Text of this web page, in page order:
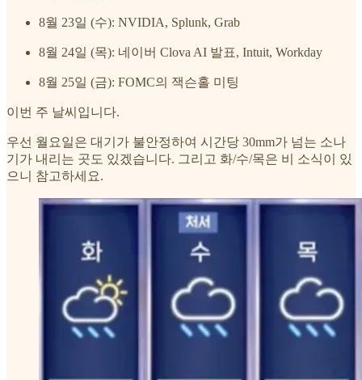
8월 23일 (수): NVIDIA, Splunk, Grab
8월 24일 (목): 네이버 Clova AI 발표, Intuit, Workday
8월 25일 (금): FOMC의 잭슨홀 미팅
이번 주 날씨입니다.
우선 월요일은 대기가 불안정하여 시간당 30mm가 넘는 소나
기가 내리는 곳도 있겠습니다. 그리고 화/수/목은 비 소식이 있
으니 참고하세요.